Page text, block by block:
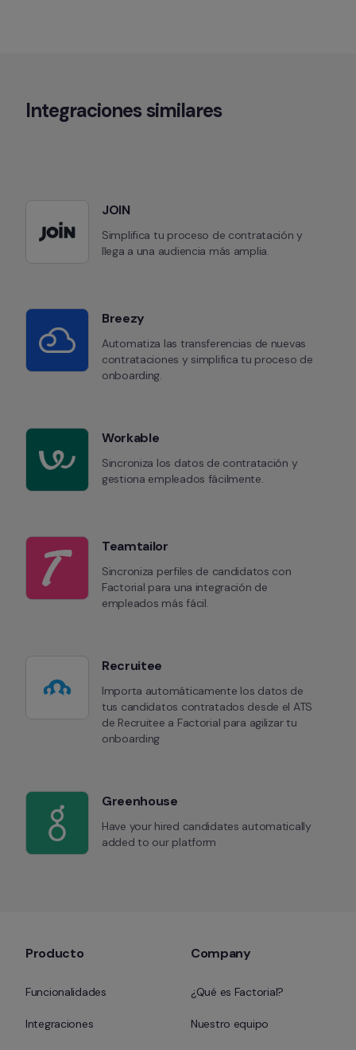
Integraciones similares
JOIN
Simplifica tu proceso de contratación y
llega a una audiencia más amplia.
Breezy
Automatiza las transferencias de nuevas
contrataciones y simplifica tu proceso de
onboarding.
Workable
Sincroniza los datos de contratación y
gestiona empleados fácilmente.
Teamtailor
Sincroniza perfiles de candidatos con
Factorial para una integración de
empleados más fácil.
Recruitee
Importa automáticamente los datos de
tus candidatos contratados desde el ATS
de Recruitee a Factorial para agilizar tu
onboarding
Greenhouse
Have your hired candidates automatically
added to our platform
Producto
Funcionalidades
Integraciones
Company
¿Qué es Factorial?
Nuestro equipo